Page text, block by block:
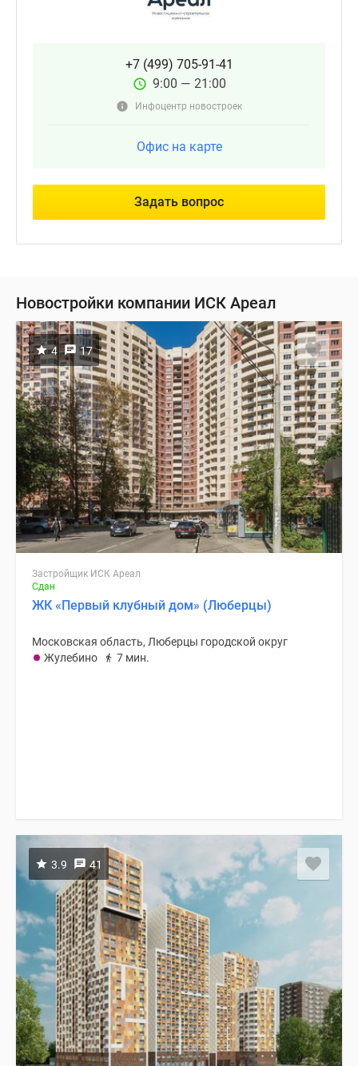
+7 (499) 705-91-41
9:00 — 21:00
Инфоцентр новостроек
Офис на карте
Задать вопрос
Новостройки компании ИСК Ареал
4 17
Застройщик ИСК Ареал
Сдан
ЖК «Первый клубный дом» (Люберцы)
Московская область, Люберцы городской округ
Жулебино
7 мин.
3.9 41